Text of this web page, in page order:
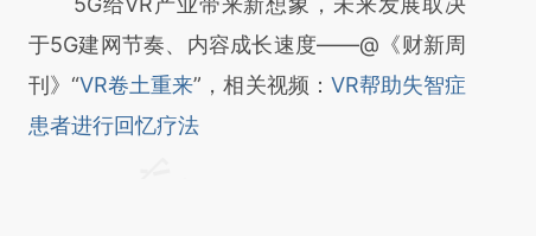
于5G建网节奏、内容成长速度——@《财新周
刊》“VR卷土重来”，相关视频： VR帮助失智症
患者进行回忆疗法